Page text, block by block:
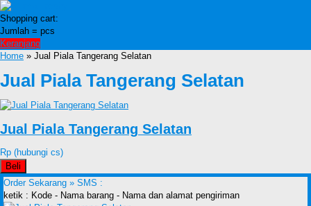
Shopping cart:
Jumlah = pcs
Keranjang
Home » Jual Piala Tangerang Selatan
Jual Piala Tangerang Selatan
Jual Piala Tangerang Selatan
Rp (hubungi cs)
Beli
Order Sekarang » SMS :
ketik : Kode - Nama barang - Nama dan alamat pengiriman